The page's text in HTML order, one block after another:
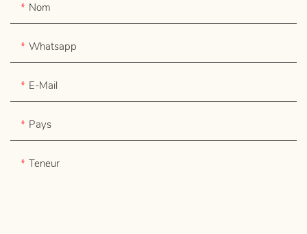
Nom
Whatsapp
E-Mail
Pays
Teneur